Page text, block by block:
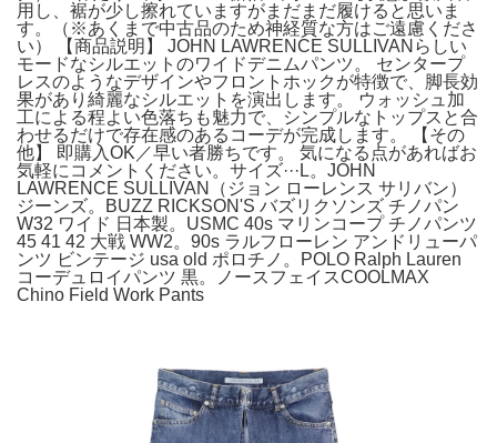
用し、裾が少し擦れていますがまだまだ履けると思いま
す。（※あくまで中古品のため神経質な方はご遠慮くださ
い） 【商品説明】 JOHN LAWRENCE SULLIVANらしい
モードなシルエットのワイドデニムパンツ。 センタープ
レスのようなデザインやフロントホックが特徴で、脚長効
果があり綺麗なシルエットを演出します。 ウォッシュ加
工による程よい色落ちも魅力で、シンプルなトップスと合
わせるだけで存在感のあるコーデが完成します。 【その
他】 即購入OK／早い者勝ちです。 気になる点があればお
気軽にコメントください。サイズ···L。JOHN
LAWRENCE SULLIVAN（ジョン ローレンス サリバン）
ジーンズ。BUZZ RICKSON'S バズリクソンズ チノパン
W32 ワイド 日本製。USMC 40s マリンコープ チノパンツ
45 41 42 大戦 WW2。90s ラルフローレン アンドリューパ
ンツ ビンテージ usa old ポロチノ。POLO Ralph Lauren
コーデュロイパンツ 黒。ノースフェイスCOOLMAX
Chino Field Work Pants